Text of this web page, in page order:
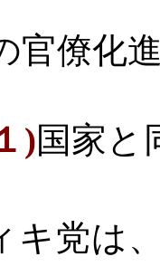
官僚化
)国家と
党は